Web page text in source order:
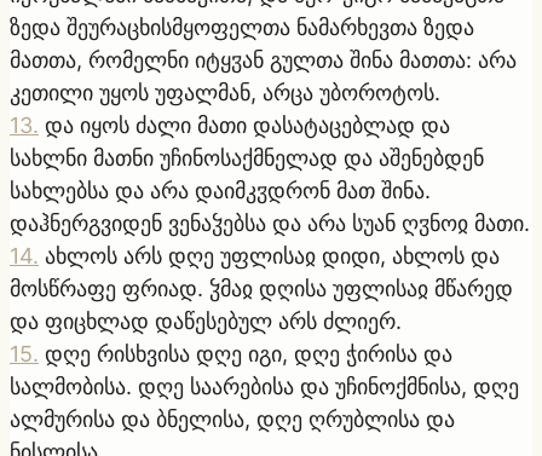
ზედა შეურაცხისმყოფელთა ნამარხევთა ზედა
მათთა, რომელნი იტყჳან გულთა შინა მათთა: არა
კეთილი უყოს უფალმან, არცა უბოროტოს.
13. და იყოს ძალი მათი დასატაცებლად და
სახლნი მათნი უჩინოსაქმნელად და აშენებდენ
სახლებსა და არა დაიმკჳდრონ მათ შინა.
დაჰნერგვიდენ ვენაჴებსა და არა სუან ღჳნოჲ მათი.
14. ახლოს არს დღე უფლისაჲ დიდი, ახლოს და
მოსწრაფე ფრიად. ჴმაჲ დღისა უფლისაჲ მწარედ
და ფიცხლად დაწესებულ არს ძლიერ.
15. დღე რისხვისა დღე იგი, დღე ჭირისა და
სალმობისა. დღე საარებისა და უჩინოქმნისა, დღე
ალმურისა და ბნელისა, დღე ღრუბლისა და